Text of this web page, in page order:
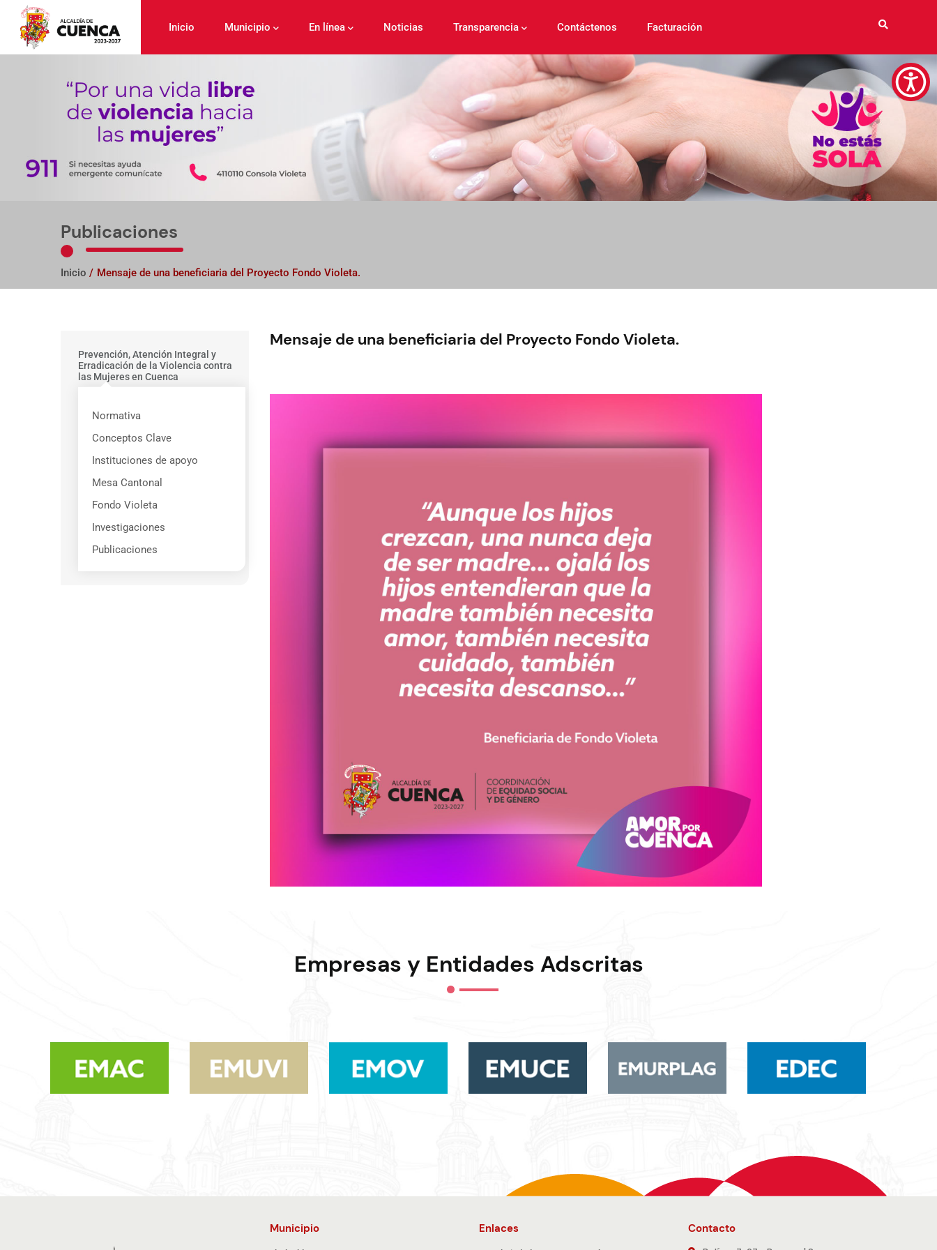
contenido
principal
Inicio Municipio En línea Noticias Transparencia Contáctenos Facturación
Publicaciones
Inicio / Mensaje de una beneficiaria del Proyecto Fondo Violeta.
Mensaje de una beneficiaria del Proyecto Fondo Violeta.
MenuGeneroViolencia
Prevención, Atención Integral y
Erradicación de la Violencia contra
las Mujeres en Cuenca
Normativa
Conceptos Clave
Instituciones de apoyo
Mesa Cantonal
Fondo Violeta
Investigaciones
Publicaciones
Empresas y Entidades Adscritas
Municipio Enlaces Contacto